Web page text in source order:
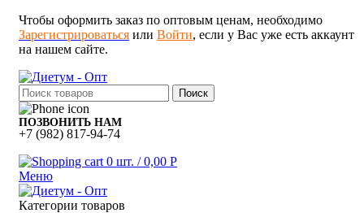
Чтобы оформить заказ по оптовым ценам, необходимо
Зарегистрироваться или Войти, если у Вас уже есть аккаунт
на нашем сайте.
Поиск
ПОЗВОНИТЬ НАМ
+7 (982) 817-94-74
0 шт. / 0,00 Р
Меню
Категории товаров